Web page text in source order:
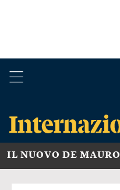
IL NUOVO DE MAURO